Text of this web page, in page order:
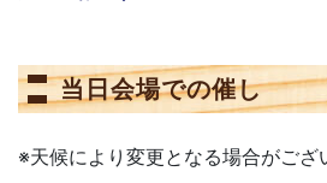
当日会場での催し
※天候により変更となる場合がござ